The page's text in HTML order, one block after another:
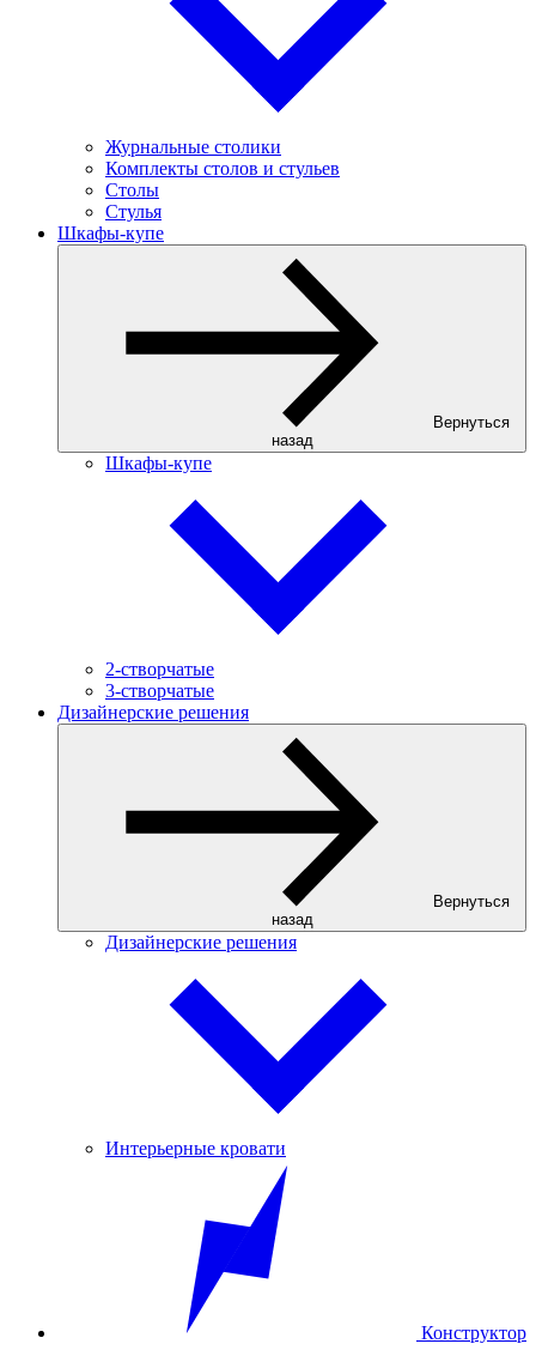
Журнальные столики
Комплекты столов и стульев
Столы
Стулья
Шкафы-купе
Вернуться
назад
Шкафы-купе
2-створчатые
3-створчатые
Дизайнерские решения
Вернуться
назад
Дизайнерские решения
Интерьерные кровати
Конструктор